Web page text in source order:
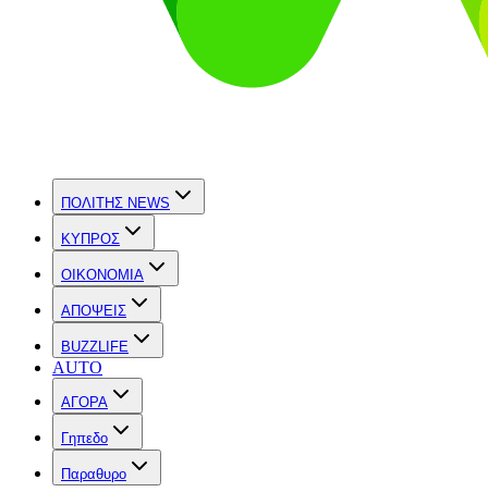
ΠΟΛΙΤΗΣ NEWS
ΚΥΠΡΟΣ
OIKONOMIA
ΑΠΟΨΕΙΣ
BUZZLIFE
AUTO
ΑΓΟΡΑ
Γηπεδο
Παραθυρο